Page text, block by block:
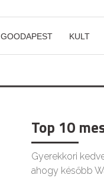
GOODAPEST KULT
Top 10
Gyerekkori
ahogy később